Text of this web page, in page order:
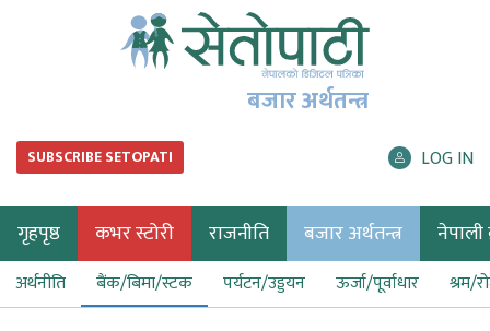
बजार अर्थतन्त्र
SUBSCRIBE SETOPATI LOG IN
गृहपृष्ठ कभर स्टोरी राजनीति बजार अर्थतन्त्र नेपाली
अर्थनीति बैंक/बिमा/स्टक पर्यटन/उड्डयन ऊर्जा/पूर्वाधार श्रम/